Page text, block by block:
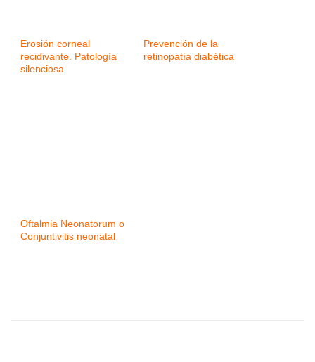
Erosión corneal
recidivante. Patología
silenciosa
Prevención de la
retinopatía diabética
Oftalmia Neonatorum o
Conjuntivitis neonatal